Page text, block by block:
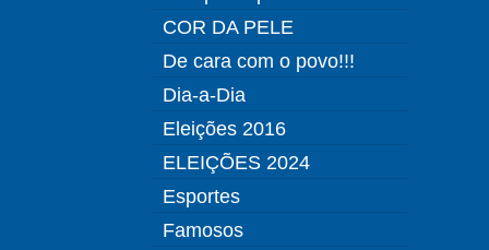
COR DA PELE
De cara com o povo!!!
Dia-a-Dia
Eleições 2016
ELEIÇÕES 2024
Esportes
Famosos